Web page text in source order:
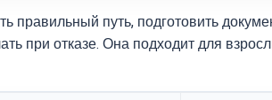
правильный путь, подготовить
при отказе. Она подходит для